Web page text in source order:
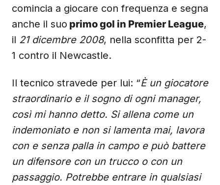
comincia a giocare con frequenza e segna
anche il suo primo gol in Premier League,
il 21 dicembre 2008, nella sconfitta per 2-
1 contro il Newcastle.
Il tecnico stravede per lui: “È un giocatore
straordinario e il sogno di ogni manager,
così mi hanno detto. Si allena come un
indemoniato e non si lamenta mai, lavora
con e senza palla in campo e può battere
un difensore con un trucco o con un
passaggio. Potrebbe entrare in qualsiasi